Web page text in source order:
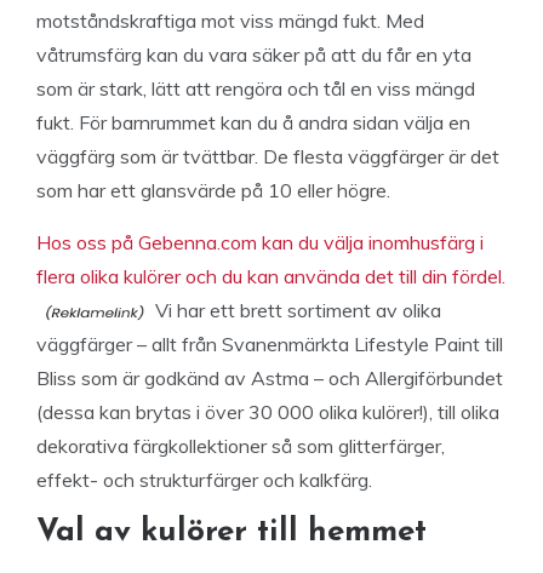
motståndskraftiga mot viss mängd fukt. Med
våtrumsfärg kan du vara säker på att du får en yta
som är stark, lätt att rengöra och tål en viss mängd
fukt. För barnrummet kan du å andra sidan välja en
väggfärg som är tvättbar. De flesta väggfärger är det
som har ett glansvärde på 10 eller högre.
Hos oss på Gebenna.com kan du välja inomhusfärg i
flera olika kulörer och du kan använda det till din fördel.
Vi har ett brett sortiment av olika
väggfärger – allt från Svanenmärkta Lifestyle Paint till
Bliss som är godkänd av Astma – och Allergiförbundet
(dessa kan brytas i över 30 000 olika kulörer!), till olika
dekorativa färgkollektioner så som glitterfärger,
effekt- och strukturfärger och kalkfärg.
Val av kulörer till hemmet